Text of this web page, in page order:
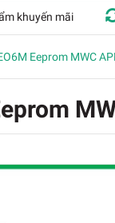
khuyến mãi
Eeprom MWC